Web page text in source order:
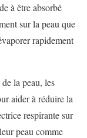
à être absorbé
sur la peau que
rapidement
la peau, les
aider à réduire la
respirante sur
peau comme